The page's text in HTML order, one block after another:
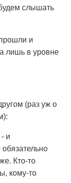
слышать
и
лишь в уровне
(раз уж о
и
Кто-то
кому-то